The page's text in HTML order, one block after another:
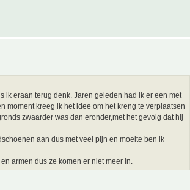
ik eraan terug denk. Jaren geleden had ik er een met
moment kreeg ik het idee om het kreng te verplaatsen
zwaarder was dan eronder,met het gevolg dat hij
aan dus met veel pijn en moeite ben ik
armen dus ze komen er niet meer in.